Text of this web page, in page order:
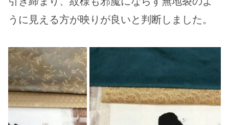
うに見える方が映りが良いと判断しました。